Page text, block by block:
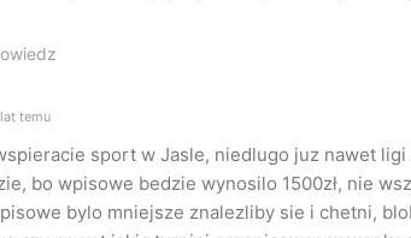
temu
sport w Jasle, niedlugo juz nawet
bo wpisowe bedzie wynosilo 1500zł, nie
bylo mniejsze znalezliby sie i chetni,